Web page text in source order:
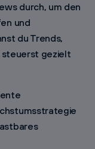
durch, um den
und
du Trends,
gezielt